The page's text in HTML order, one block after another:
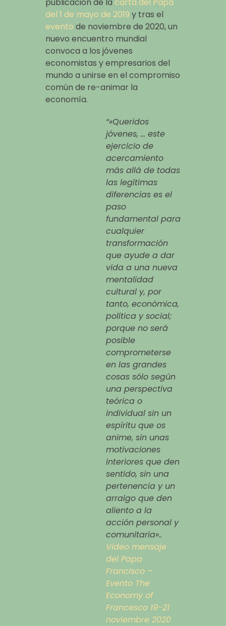
del 1 de mayo de 2019 y tras el
evento de noviembre de 2020, un
nuevo encuentro mundial
convoca a los jóvenes
economistas y empresarios del
mundo a unirse en el compromiso
común de re-animar la
economía.
“«Queridos
jóvenes, … este
ejercicio de
acercamiento
más allá de todas
las legítimas
diferencias es el
paso
fundamental para
cualquier
transformación
que ayude a dar
vida a una nueva
mentalidad
cultural y, por
tanto, económica,
política y social;
porque no será
posible
comprometerse
en las grandes
cosas sólo según
una perspectiva
teórica o
individual sin un
espíritu que os
anime, sin unas
motivaciones
interiores que den
sentido, sin una
pertenencia y un
arraigo que den
aliento a la
acción personal y
comunitaria»..
Video mensaje
del Papa
Francisco –
Evento The
Economy of
Francesco 19-21
noviembre 2020